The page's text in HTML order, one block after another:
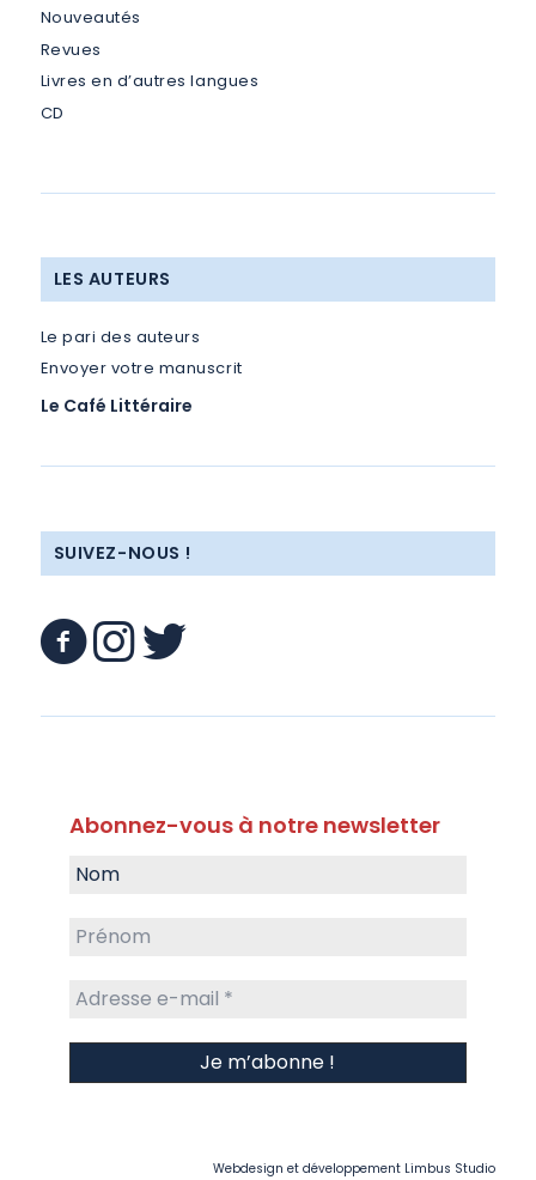
Nouveautés
Revues
Livres en d’autres langues
CD
LES AUTEURS
Le pari des auteurs
Envoyer votre manuscrit
Le Café Littéraire
SUIVEZ-NOUS !
Abonnez-vous à notre newsletter
Webdesign et développement Limbus Studio